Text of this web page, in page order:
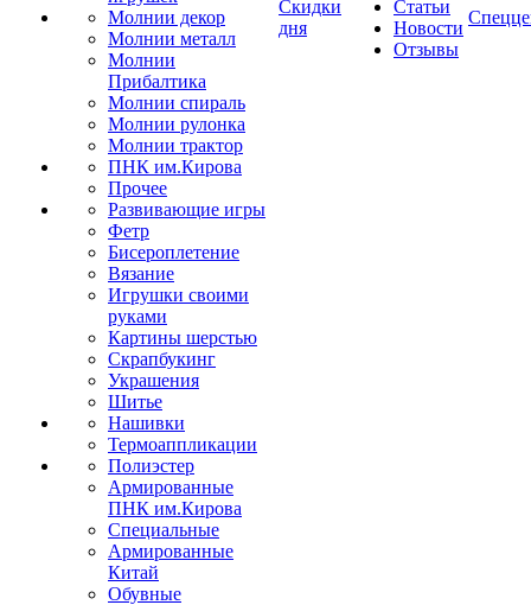
Молнии декор
Молнии металл
Молнии
Прибалтика
Молнии спираль
Молнии рулонка
Молнии трактор
ПНК им.Кирова
Прочее
Развивающие игры
Фетр
Бисероплетение
Вязание
Игрушки своими
руками
Картины шерстью
Скрапбукинг
Украшения
Шитье
Нашивки
Термоаппликации
Полиэстер
Армированные
ПНК им.Кирова
Специальные
Армированные
Китай
Обувные
Скидки
дня
Статьи
Новости
Отзывы